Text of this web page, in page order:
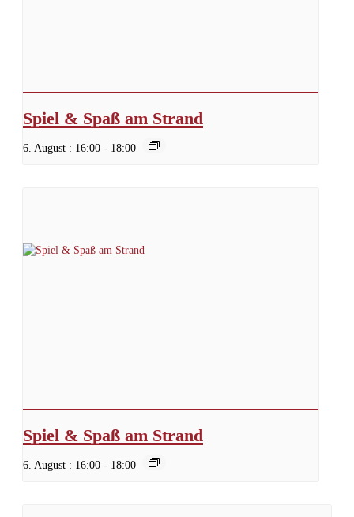
Spiel & Spaß am Strand
6. August : 16:00 - 18:00
Spiel & Spaß am Strand
6. August : 16:00 - 18:00